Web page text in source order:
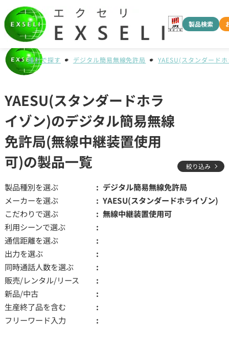
製品検索
種別で探す デジタル簡易無線免許局 YAESU(スタンダード
YAESU(スタンダードホラ
イゾン)のデジタル簡易無線
免許局(無線中継装置使用
可)の製品一覧
絞り込み
製品種別を選ぶ
デジタル簡易無線免許局
メーカーを選ぶ
YAESU(スタンダードホライゾン)
こだわりで選ぶ
無線中継装置使用可
利用シーンで選ぶ
通信距離を選ぶ
出力を選ぶ
同時通話人数を選ぶ
販売/レンタル/リース
新品/中古
生産終了品を含む
フリーワード入力